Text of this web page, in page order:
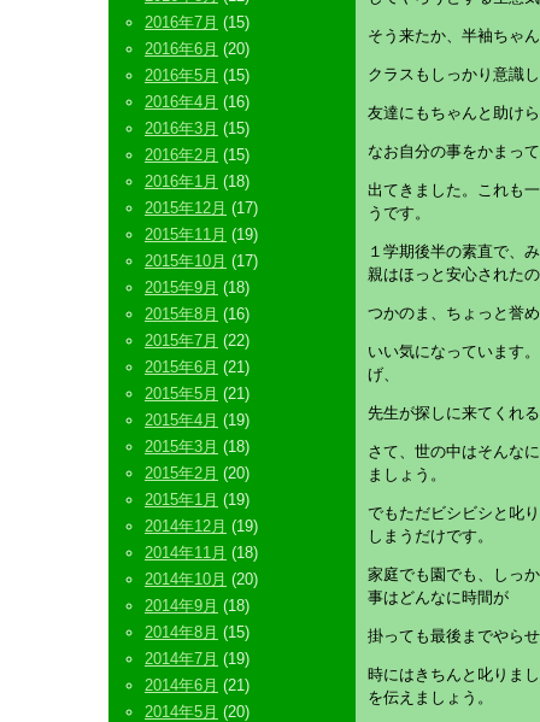
そう来たか、半袖ちゃ
クラスもしっかり意識
友達にもちゃんと助け
なお自分の事をかまっ
出てきました。これも
うです。
１学期後半の素直で、
親はほっと安心された
つかのま、ちょっと誉
いい気になっています
げ、
先生が探しに来てくれ
さて、世の中はそんな
ましょう。
でもただビシビシと叱
しまうだけです。
家庭でも園でも、しっ
事はどんなに時間が
掛っても最後までやら
時にはきちんと叱りま
を伝えましょう。
2016年7月 (15)
2016年6月 (20)
2016年5月 (15)
2016年4月 (16)
2016年3月 (15)
2016年2月 (15)
2016年1月 (18)
2015年12月 (17)
2015年11月 (19)
2015年10月 (17)
2015年9月 (18)
2015年8月 (16)
2015年7月 (22)
2015年6月 (21)
2015年5月 (21)
2015年4月 (19)
2015年3月 (18)
2015年2月 (20)
2015年1月 (19)
2014年12月 (19)
2014年11月 (18)
2014年10月 (20)
2014年9月 (18)
2014年8月 (15)
2014年7月 (19)
2014年6月 (21)
2014年5月 (20)